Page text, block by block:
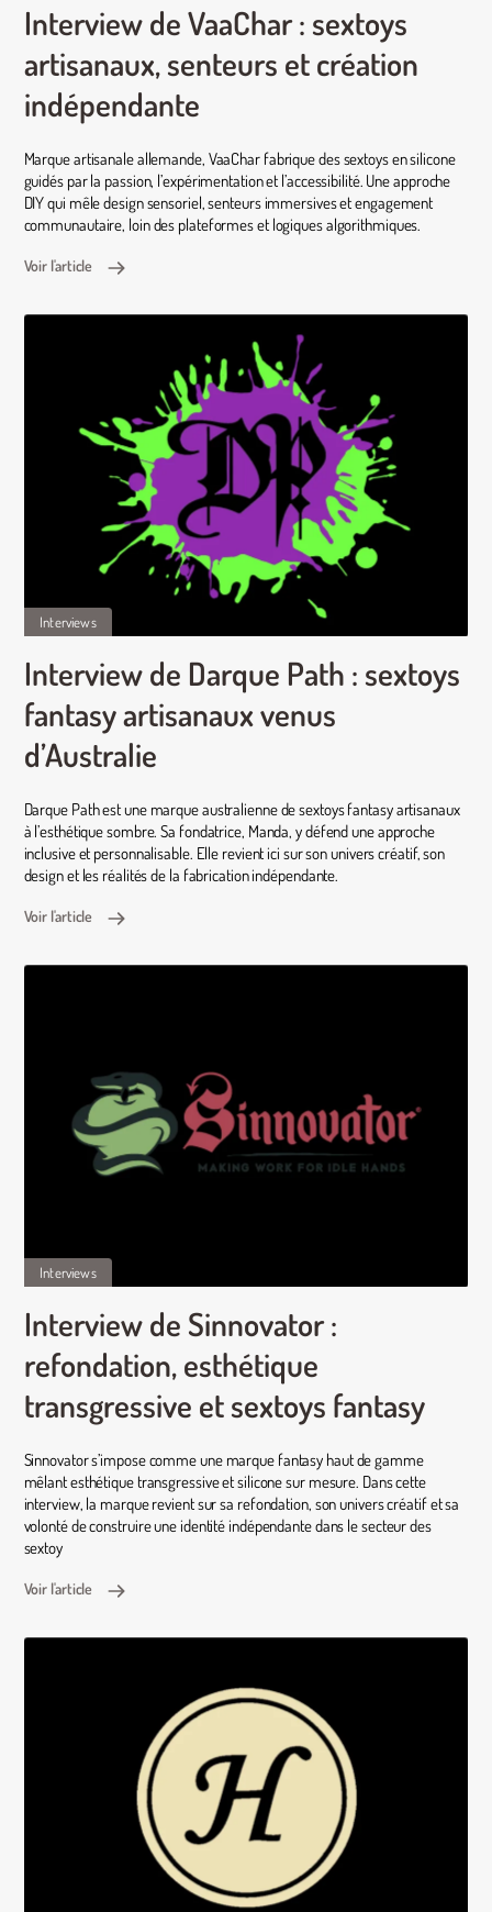
Interview de VaaChar : sextoys
artisanaux, senteurs et création
indépendante
Marque artisanale allemande, VaaChar fabrique des sextoys en silicone
guidés par la passion, l’expérimentation et l’accessibilité. Une approche
DIY qui mêle design sensoriel, senteurs immersives et engagement
communautaire, loin des plateformes et logiques algorithmiques.
Voir l'article
Interviews
Interview de Darque Path : sextoys
fantasy artisanaux venus
d’Australie
Darque Path est une marque australienne de sextoys fantasy artisanaux
à l’esthétique sombre. Sa fondatrice, Manda, y défend une approche
inclusive et personnalisable. Elle revient ici sur son univers créatif, son
design et les réalités de la fabrication indépendante.
Voir l'article
Interviews
Interview de Sinnovator :
refondation, esthétique
transgressive et sextoys fantasy
Sinnovator s’impose comme une marque fantasy haut de gamme
mêlant esthétique transgressive et silicone sur mesure. Dans cette
interview, la marque revient sur sa refondation, son univers créatif et sa
volonté de construire une identité indépendante dans le secteur des
sextoy
Voir l'article